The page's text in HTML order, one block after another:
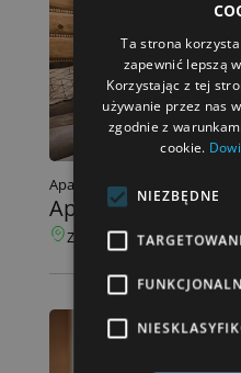
Apartament 72m , 3 pokoje,
Apartament
Zakopane Kościelisko,
Ta strona
zapewnić lepszą
Korzystając z tej
używanie przez nas
zgodnie z
cookie.
NIEZBĘDNE